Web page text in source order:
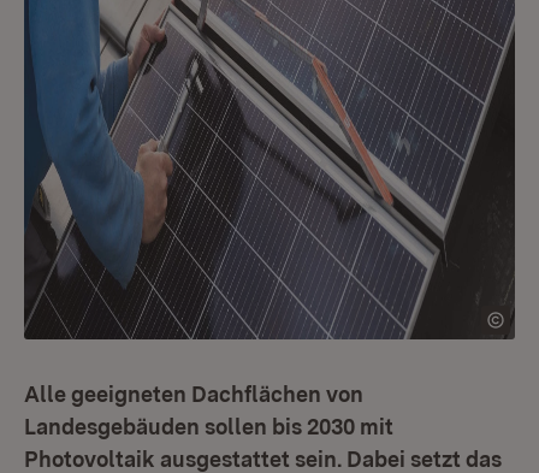
Alle geeigneten Dachflächen von
Landesgebäuden sollen bis 2030 mit
Photovoltaik ausgestattet sein. Dabei setzt das